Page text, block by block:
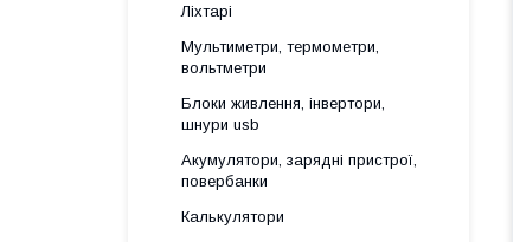
Ліхтарі
Мультиметри, термометри,
вольтметри
Блоки живлення, інвертори,
шнури usb
Акумулятори, зарядні пристрої,
повербанки
Калькулятори